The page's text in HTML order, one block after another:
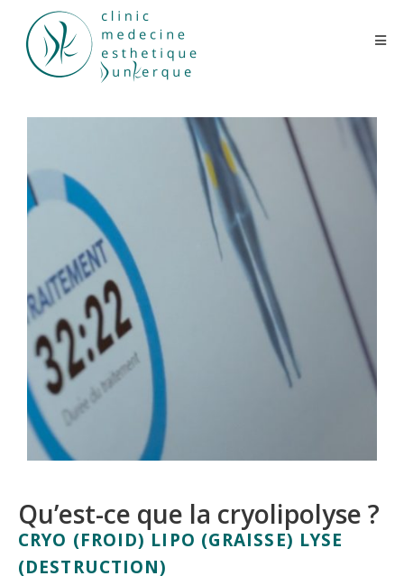
Qu’est-ce que la cryolipolyse ?
CRYO (FROID) LIPO (GRAISSE) LYSE
(DESTRUCTION)